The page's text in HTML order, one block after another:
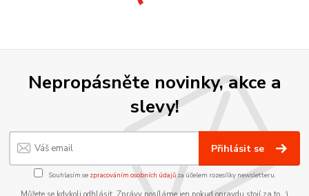
Nepropásněte novinky, akce a
slevy!
Přihlásit se
Souhlasím se zpracováním osobních údajůza účelem rozesílky newsletteru.